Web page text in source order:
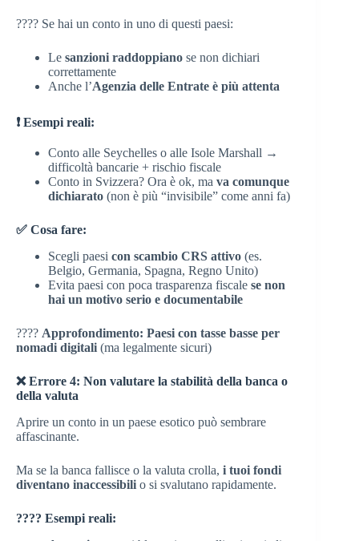
???? Se hai un conto in uno di questi paesi:
Le sanzioni raddoppiano se non dichiari
correttamente
Anche l’Agenzia delle Entrate è più attenta
❗ Esempi reali:
Conto alle Seychelles o alle Isole Marshall →
difficoltà bancarie + rischio fiscale
Conto in Svizzera? Ora è ok, ma va comunque
dichiarato (non è più “invisibile” come anni fa)
✅ Cosa fare:
Scegli paesi con scambio CRS attivo (es.
Belgio, Germania, Spagna, Regno Unito)
Evita paesi con poca trasparenza fiscale se non
hai un motivo serio e documentabile
???? Approfondimento: Paesi con tasse basse per
nomadi digitali (ma legalmente sicuri)
❌ Errore 4: Non valutare la stabilità della banca o
della valuta
Aprire un conto in un paese esotico può sembrare
affascinante.
Ma se la banca fallisce o la valuta crolla, i tuoi fondi
diventano inaccessibili o si svalutano rapidamente.
???? Esempi reali: